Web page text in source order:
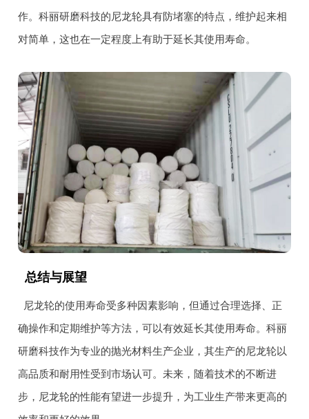
作。科丽研磨科技的尼龙轮具有防堵塞的特点，维护起来相
对简单，这也在一定程度上有助于延长其使用寿命。
总结与展望
尼龙轮的使用寿命受多种因素影响，但通过合理选择、正
确操作和定期维护等方法，可以有效延长其使用寿命。科丽
研磨科技作为专业的抛光材料生产企业，其生产的尼龙轮以
高品质和耐用性受到市场认可。未来，随着技术的不断进
步，尼龙轮的性能有望进一步提升，为工业生产带来更高的